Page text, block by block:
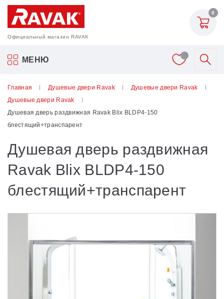
Официальный магазин RAVAK
0
МЕНЮ
Акриловые ванны Ravak
Шторки для ванн
Аксессуары
Унитазы и биде
Душевые двери
Душевые уголки
Поддоны для душа
Сиденья OVO для душевых уголков
Главная Душевые двери Ravak
Душевые двери Ravak
Душевые двери Ravak
Душевая дверь раздвижная Ravak Blix BLDP4-150
блестящий+транспарент
Душевая дверь раздвижная
Ravak Blix BLDP4-150
блестящий+транспарент